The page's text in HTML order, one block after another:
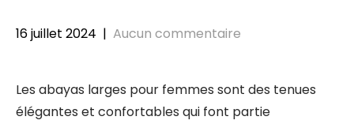
16 juillet 2024 | Aucun commentaire
Les abayas larges pour femmes sont des tenues
élégantes et confortables qui font partie